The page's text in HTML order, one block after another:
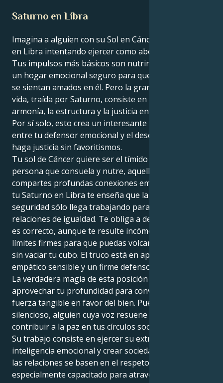
Saturno en Libra
Imagina a alguien con su Sol en Cáncer y un Saturno
en Libra intentando ejercer como abogado de oficio.
Tus impulsos más básicos son nutrir y proteger, ser
un hogar emocional seguro para que otros amen y
se sientan amados en él. Pero la gran lección de tu
vida, traída por Saturno, consiste en buscar la
armonía, la estructura y la justicia en tus relaciones.
Por sí solo, esto crea un interesante tira y afloja
entre tu defensor emocional y el deseo de que se
haga justicia sin favoritismos.
Tu sol de Cáncer quiere ser el tímido cuidador, la
persona que consuela y nutre, aquella con la que
compartes profundas conexiones emocionales. Pero
tu Saturno en Libra te enseña que la verdadera
seguridad sólo llega trabajando para crear
relaciones de igualdad. Te obliga a defender lo que
es correcto, aunque te resulte incómodo, y a definir
límites firmes para que puedas volcarte en los demás
sin vaciar tu cubo. El truco está en aprender a ser un
empático sensible y un firme defensor de la justicia.
La verdadera magia de esta posición reside en
aprovechar tu profundidad para convertirla en una
fuerza tangible en favor del bien. Puedes ser un líder
silencioso, alguien cuya voz resuene con fuerza para
contribuir a la paz en tus círculos sociales y más allá.
Su trabajo consiste en ejercer su extraordinaria
inteligencia emocional y crear sociedades en las que
las relaciones se basen en el respeto y la justicia. Está
especialmente capacitado para atravesar terrenos